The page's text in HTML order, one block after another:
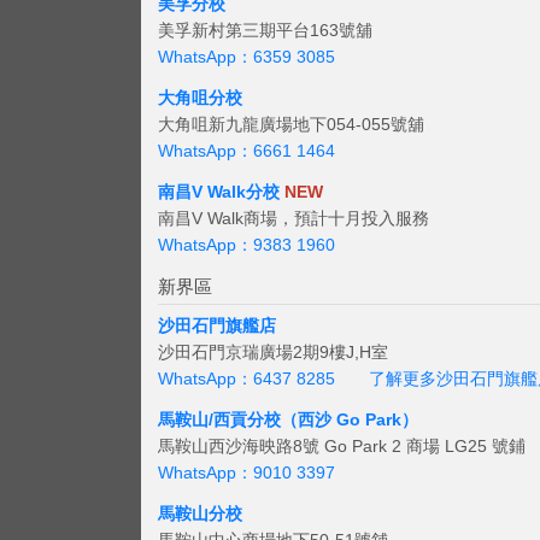
美孚新村第三期平台163號舖
WhatsApp：6359 3085
大角咀分校
大角咀新九龍廣場地下054-055號舖
WhatsApp：6661 1464
南昌V Walk分校 NEW
南昌V Walk商場，預計十月投入服務
WhatsApp：9383 1960
新界區
沙田石門旗艦店
沙田石門京瑞廣場2期9樓J,H室
WhatsApp：6437 8285
了解更多沙田石門旗
馬鞍山/西貢分校（西沙 Go Park）
馬鞍山西沙海映路8號 Go Park 2 商場 LG25 號鋪
WhatsApp：9010 3397
馬鞍山分校